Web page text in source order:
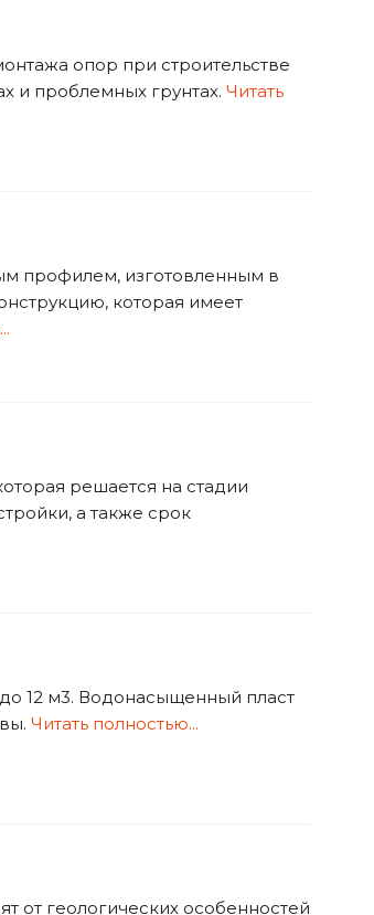
опор при строительстве
и проблемных грунтах. Читать
профилем, изготовленным в
которая имеет
решается на стадии
а также срок
12 м3. Водонасыщенный пласт
Читать полностью...
от геологических особенностей